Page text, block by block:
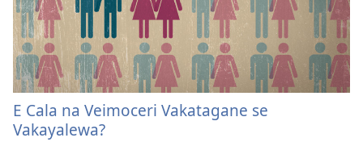
E Cala na Veimoceri Vakatagane se
Vakayalewa?